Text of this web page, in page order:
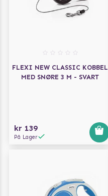
FLEXI NEW CLASSIC KOBBEL
MED SNØRE 3 M - SVART
kr 139
På Lager